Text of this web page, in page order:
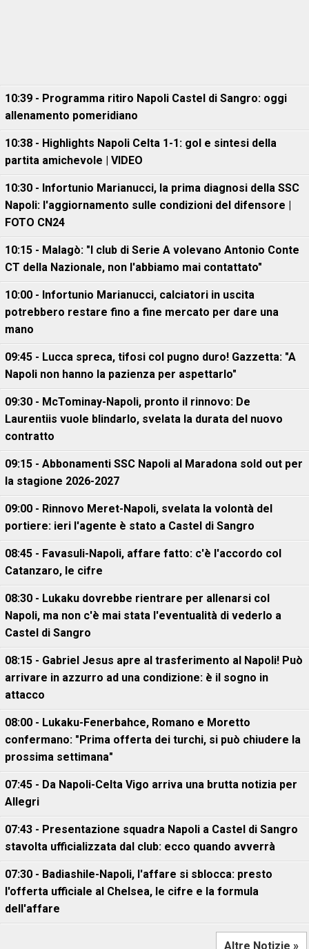
10:39 - Programma ritiro Napoli Castel di Sangro: oggi
allenamento pomeridiano
10:38 - Highlights Napoli Celta 1-1: gol e sintesi della
partita amichevole | VIDEO
10:30 - Infortunio Marianucci, la prima diagnosi della SSC
Napoli: l'aggiornamento sulle condizioni del difensore |
FOTO CN24
10:15 - Malagò: "I club di Serie A volevano Antonio Conte
CT della Nazionale, non l'abbiamo mai contattato"
10:00 - Infortunio Marianucci, calciatori in uscita
potrebbero restare fino a fine mercato per dare una
mano
09:45 - Lucca spreca, tifosi col pugno duro! Gazzetta: "A
Napoli non hanno la pazienza per aspettarlo"
09:30 - McTominay-Napoli, pronto il rinnovo: De
Laurentiis vuole blindarlo, svelata la durata del nuovo
contratto
09:15 - Abbonamenti SSC Napoli al Maradona sold out per
la stagione 2026-2027
09:00 - Rinnovo Meret-Napoli, svelata la volontà del
portiere: ieri l'agente è stato a Castel di Sangro
08:45 - Favasuli-Napoli, affare fatto: c'è l'accordo col
Catanzaro, le cifre
08:30 - Lukaku dovrebbe rientrare per allenarsi col
Napoli, ma non c'è mai stata l'eventualità di vederlo a
Castel di Sangro
08:15 - Gabriel Jesus apre al trasferimento al Napoli! Può
arrivare in azzurro ad una condizione: è il sogno in
attacco
08:00 - Lukaku-Fenerbahce, Romano e Moretto
confermano: "Prima offerta dei turchi, si può chiudere la
prossima settimana"
07:45 - Da Napoli-Celta Vigo arriva una brutta notizia per
Allegri
07:43 - Presentazione squadra Napoli a Castel di Sangro
stavolta ufficializzata dal club: ecco quando avverrà
07:30 - Badiashile-Napoli, l'affare si sblocca: presto
l'offerta ufficiale al Chelsea, le cifre e la formula
dell'affare
Altre Notizie »